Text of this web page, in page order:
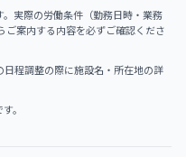
実際の労働条件（勤務日時・業務
ご案内する内容を必ずご確認くださ
程調整の際に施設名・所在地の詳
。